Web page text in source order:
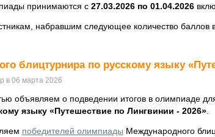
принимаются с 27.03.2026 по 01.04.2026
набравшим следующее количество баллов
блицтурнира по русскому языку
в 06 марта 2026
объявляем о подведении итогов в олимпиаде
языку «Путешествие по Лингвинии - 2026»
победителей олимпиады Международного